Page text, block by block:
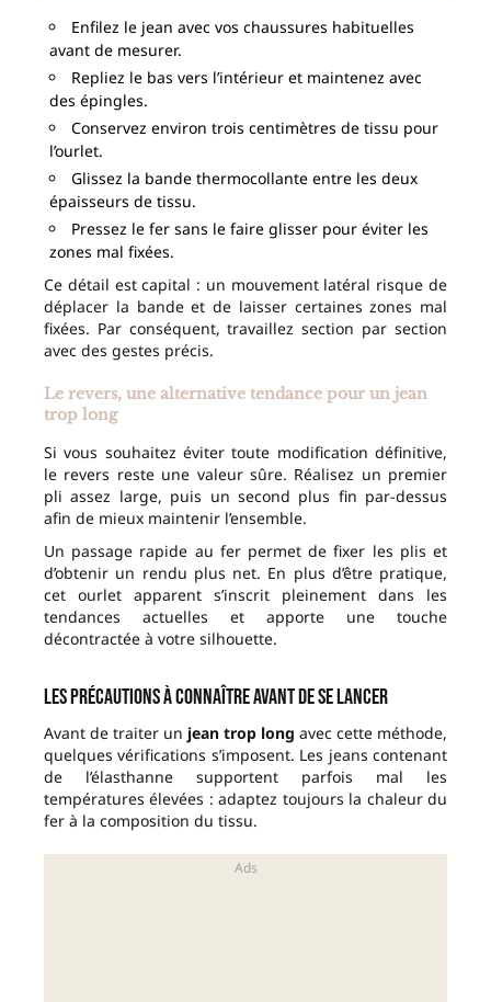
Enfilez le jean avec vos chaussures habituelles
avant de mesurer.
Repliez le bas vers l’intérieur et maintenez avec
des épingles.
Conservez environ trois centimètres de tissu pour
l’ourlet.
Glissez la bande thermocollante entre les deux
épaisseurs de tissu.
Pressez le fer sans le faire glisser pour éviter les
zones mal fixées.
Ce détail est capital : un mouvement latéral risque de
déplacer la bande et de laisser certaines zones mal
fixées. Par conséquent, travaillez section par section
avec des gestes précis.
Le revers, une alternative tendance pour un jean
trop long
Si vous souhaitez éviter toute modification définitive,
le revers reste une valeur sûre. Réalisez un premier
pli assez large, puis un second plus fin par-dessus
afin de mieux maintenir l’ensemble.
Un passage rapide au fer permet de fixer les plis et
d’obtenir un rendu plus net. En plus d’être pratique,
cet ourlet apparent s’inscrit pleinement dans les
tendances actuelles et apporte une touche
décontractée à votre silhouette.
Les précautions à connaître avant de se lancer
Avant de traiter un jean trop long avec cette méthode,
quelques vérifications s’imposent. Les jeans contenant
de l’élasthanne supportent parfois mal les
températures élevées : adaptez toujours la chaleur du
fer à la composition du tissu.